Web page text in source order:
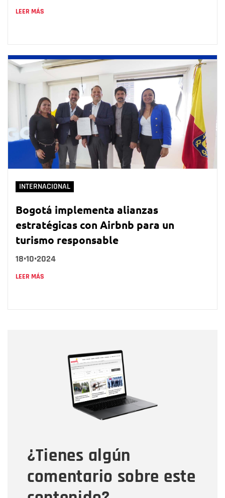
LEER MÁS
INTERNACIONAL
Bogotá implementa alianzas
estratégicas con Airbnb para un
turismo responsable
18•10•2024
LEER MÁS
¿Tienes algún
comentario sobre este
Correo electrónico
Tipo de comentario
Mensaje